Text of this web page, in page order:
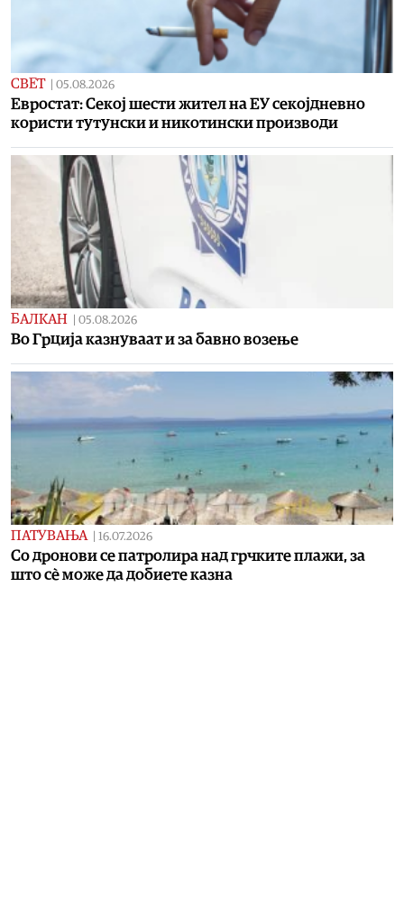
СВЕТ 05.08.2026
Евростат: Секој шести жител на ЕУ секојдневно
користи тутунски и никотински производи
БАЛКАН 05.08.2026
Во Грција казнуваат и за бавно возење
ПАТУВАЊА 16.07.2026
Со дронови се патролира над грчките плажи, за
што сè може да добиете казна